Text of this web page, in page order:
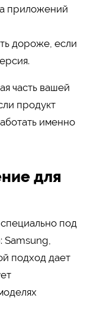
приложений
дороже, если
часть вашей
продукт
именно
для
под
Samsung,
подход дает